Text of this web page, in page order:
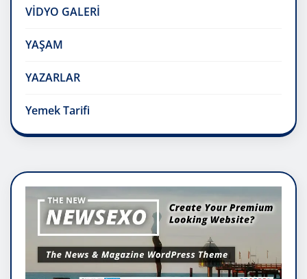
VİDYO GALERİ
YAŞAM
YAZARLAR
Yemek Tarifi